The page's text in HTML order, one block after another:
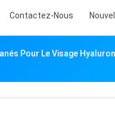
Contactez-Nous
Pour Le Visage